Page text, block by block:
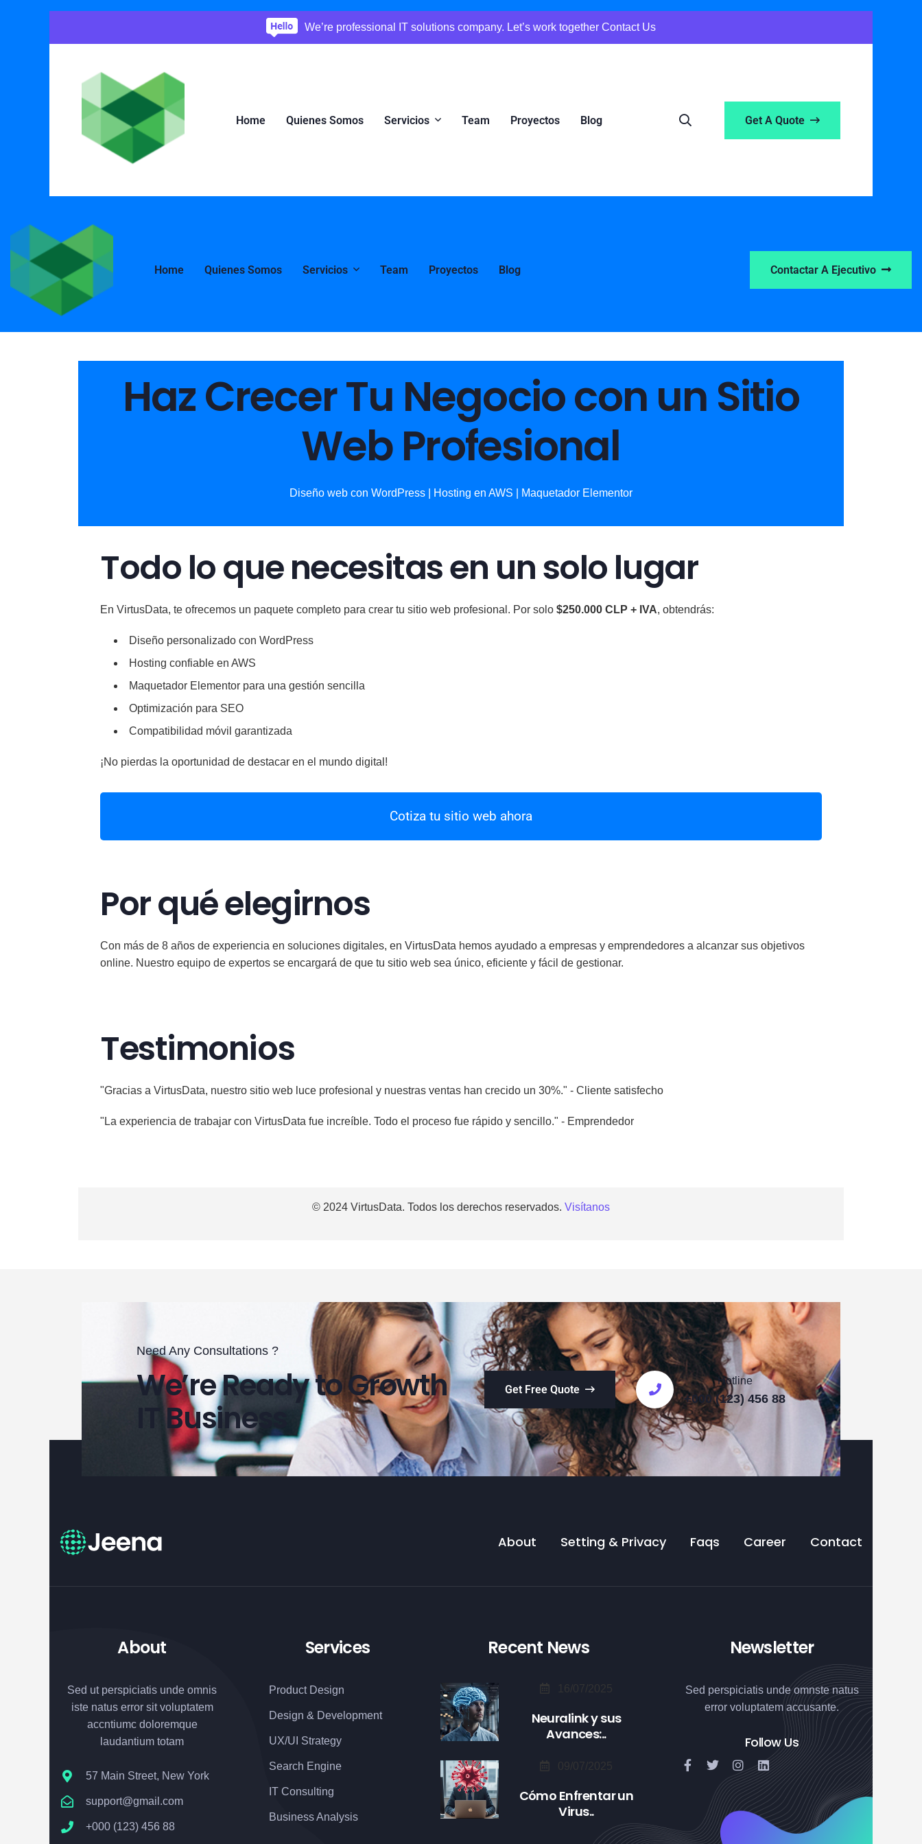
We’re professional IT solutions company. Let’s work together Contact Us
Home Quienes Somos Servicios Team Proyectos Blog Get A Quote
Home Quienes Somos Servicios Team Proyectos Blog Contactar A Ejecutivo
Haz Crecer Tu Negocio con un Sitio
Web Profesional
Diseño web con WordPress | Hosting en AWS | Maquetador Elementor
Todo lo que necesitas en un solo lugar
En VirtusData, te ofrecemos un paquete completo para crear tu sitio web profesional. Por solo $250.000 CLP + IVA, obtendrás:
Diseño personalizado con WordPress
Hosting confiable en AWS
Maquetador Elementor para una gestión sencilla
Optimización para SEO
Compatibilidad móvil garantizada
¡No pierdas la oportunidad de destacar en el mundo digital!
Cotiza tu sitio web ahora
Por qué elegirnos
Con más de 8 años de experiencia en soluciones digitales, en VirtusData hemos ayudado a empresas y emprendedores a alcanzar sus objetivos
online. Nuestro equipo de expertos se encargará de que tu sitio web sea único, eficiente y fácil de gestionar.
Testimonios
"Gracias a VirtusData, nuestro sitio web luce profesional y nuestras ventas han crecido un 30%." - Cliente satisfecho
"La experiencia de trabajar con VirtusData fue increíble. Todo el proceso fue rápido y sencillo." - Emprendedor
© 2024 VirtusData. Todos los derechos reservados. Visítanos
Need Any Consultations ?
We’re Ready to Growth
IT Business
Get Free Quote
Hotline
+000 (123) 456 88
About Setting & Privacy Faqs Career Contact
About
Sed ut perspiciatis unde omnis
iste natus error sit voluptatem
accntiumc doloremque
laudantium totam
57 Main Street, New York
support@gmail.com
+000 (123) 456 88
Services
Product Design
Design & Development
UX/UI Strategy
Search Engine
IT Consulting
Business Analysis
Recent News
16/07/2025
Neuralink y sus
Avances:..
09/07/2025
Cómo Enfrentar un
Virus..
Newsletter
Sed perspiciatis unde omnste natus
error voluptatem accusante.
Follow Us